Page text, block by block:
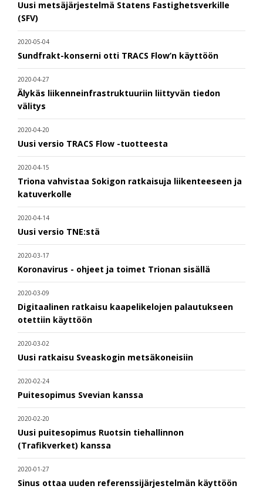
Uusi metsäjärjestelmä Statens Fastighetsverkille
(SFV)
2020-05-04
Sundfrakt-konserni otti TRACS Flow’n käyttöön
2020-04-27
Älykäs liikenneinfrastruktuuriin liittyvän tiedon
välitys
2020-04-20
Uusi versio TRACS Flow -tuotteesta
2020-04-15
Triona vahvistaa Sokigon ratkaisuja liikenteeseen ja
katuverkolle
2020-04-14
Uusi versio TNE:stä
2020-03-17
Koronavirus - ohjeet ja toimet Trionan sisällä
2020-03-09
Digitaalinen ratkaisu kaapelikelojen palautukseen
otettiin käyttöön
2020-03-02
Uusi ratkaisu Sveaskogin metsäkoneisiin
2020-02-24
Puitesopimus Svevian kanssa
2020-02-20
Uusi puitesopimus Ruotsin tiehallinnon
(Trafikverket) kanssa
2020-01-27
Sinus ottaa uuden referenssijärjestelmän käyttöön